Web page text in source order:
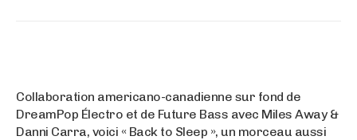
Collaboration americano-canadienne sur fond de
DreamPop Électro et de Future Bass avec Miles Away &
Danni Carra, voici « Back to Sleep », un morceau aussi